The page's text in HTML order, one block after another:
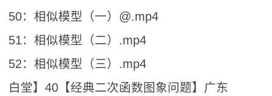
50：相似模型（一）@.mp4
51：相似模型（二）.mp4
52：相似模型（三）.mp4
白堂】40【经典二次函数图象问题】广东